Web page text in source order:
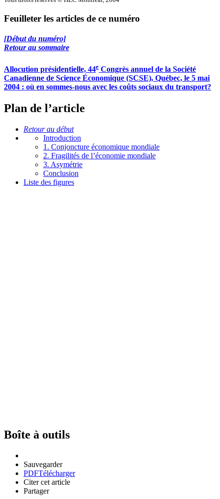
Feuilleter les articles de ce numéro
[Début du numéro]
Retour au sommaire
Allocution présidentielle, 44e Congrès annuel de la Société
Canadienne de Science Économique (SCSE), Québec, le 5 mai
2004 : où en sommes-nous avec les coûts sociaux du transport?
Plan de l’article
Retour au début
Introduction
1. Conjoncture économique mondiale
2. Fragilités de l’économie mondiale
3. Asymétrie
Conclusion
Liste des figures
Boîte à outils
Sauvegarder
PDFTélécharger
Citer cet article
Partager